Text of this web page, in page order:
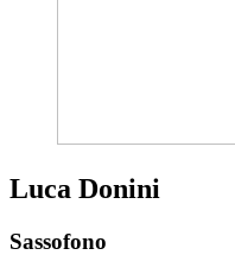
Luca Donini
Sassofono